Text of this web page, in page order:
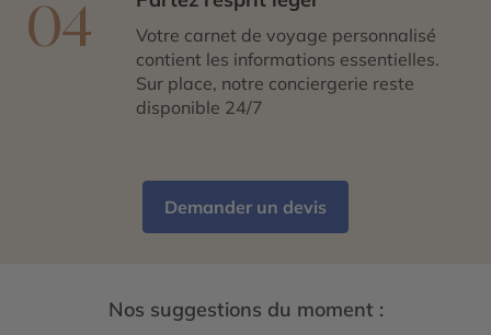
04
Votre carnet de voyage personnalisé
contient les informations essentielles.
Sur place, notre conciergerie reste
disponible 24/7
Demander un devis
Nos suggestions du moment :